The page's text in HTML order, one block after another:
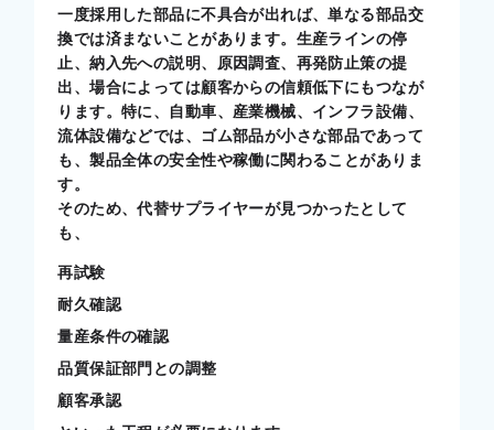
一度採用した部品に不具合が出れば、単なる部品交
換では済まないことがあります。生産ラインの停
止、納入先への説明、原因調査、再発防止策の提
出、場合によっては顧客からの信頼低下にもつなが
ります。特に、自動車、産業機械、インフラ設備、
流体設備などでは、ゴム部品が小さな部品であって
も、製品全体の安全性や稼働に関わることがありま
す。
そのため、代替サプライヤーが見つかったとして
も、
再試験
耐久確認
量産条件の確認
品質保証部門との調整
顧客承認